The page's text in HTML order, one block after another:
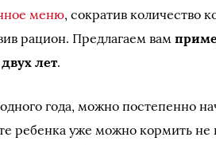
меню, сократив количество
рацион. Предлагаем вам
лет.
года, можно постепенно
ребенка уже можно кормить не